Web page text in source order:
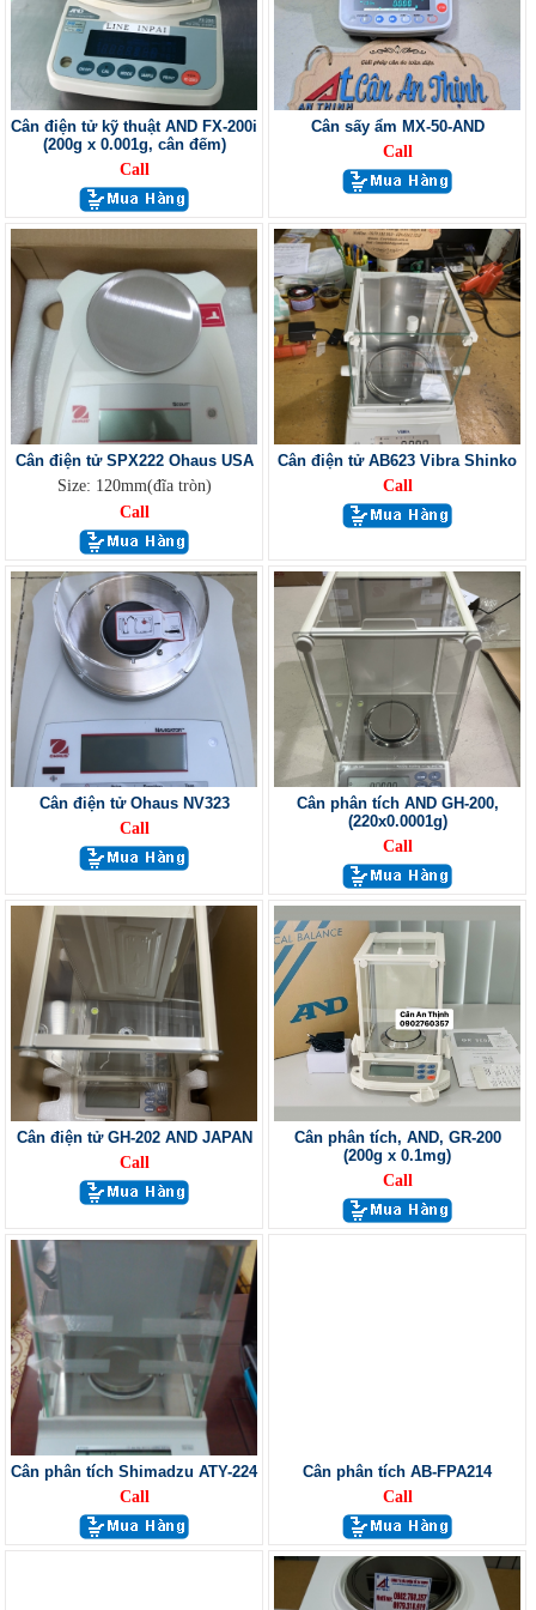
Cân điện tử kỹ thuật AND FX-200i
(200g x 0.001g, cân đếm)
Call
Cân sấy ẩm MX-50-AND
Call
Cân điện tử SPX222 Ohaus USA
Size: 120mm(đĩa tròn)
Call
Cân điện tử AB623 Vibra Shinko
Call
Cân điện tử Ohaus NV323
Call
Cân phân tích AND GH-200,
(220x0.0001g)
Call
Cân điện tử GH-202 AND JAPAN
Call
Cân phân tích, AND, GR-200
(200g x 0.1mg)
Call
Cân phân tích Shimadzu ATY-224
Call
Cân phân tích AB-FPA214
Call